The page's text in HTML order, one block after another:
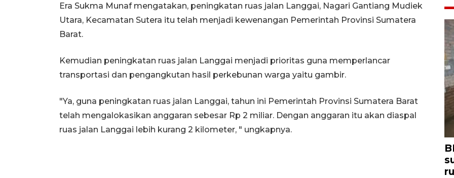
Era Sukma Munaf mengatakan, peningkatan ruas jalan Langgai, Nagari Gantiang Mudiek
Utara, Kecamatan Sutera itu telah menjadi kewenangan Pemerintah Provinsi Sumatera
Barat.
Kemudian peningkatan ruas jalan Langgai menjadi prioritas guna memperlancar
transportasi dan pengangkutan hasil perkebunan warga yaitu gambir.
"Ya, guna peningkatan ruas jalan Langgai, tahun ini Pemerintah Provinsi Sumatera Barat
telah mengalokasikan anggaran sebesar Rp 2 miliar. Dengan anggaran itu akan diaspal
ruas jalan Langgai lebih kurang 2 kilometer, " ungkapnya.